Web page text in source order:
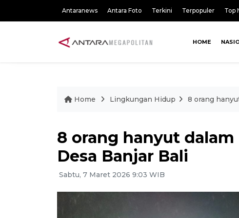
Antaranews Antara Foto Terkini Terpopuler Top
HOME
Home Lingkungan Hidup 8 orang
8 orang hanyut
Desa Banjar Bali
Sabtu, 7 Maret 2026 9:03 WIB